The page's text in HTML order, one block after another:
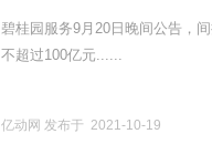
碧桂园服务9月20日晚间公告，
不超过100亿元......
亿动网 发布于 2021-10-19